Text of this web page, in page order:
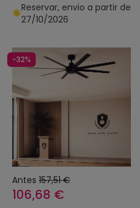
Reservar, envio a partir de
27/10/2026
-32%
Antes 157,51 €
106,68 €